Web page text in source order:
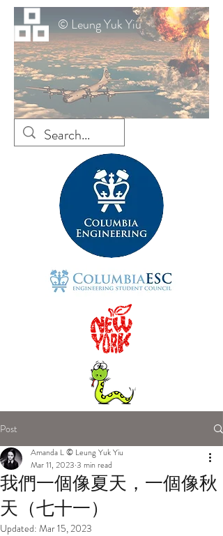
© Leung Yuk Yiu
Post
我們一個像夏天，一個像秋
天（七十一）
Amanda L © Leung Yuk Yiu
Mar 11, 2023 3 min read
Updated: Mar 15, 2023